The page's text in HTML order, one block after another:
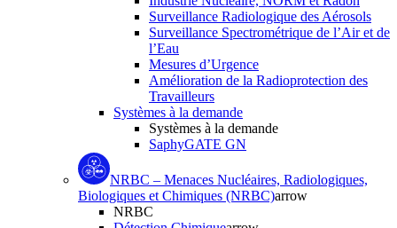
Surveillance Radiologique des Aérosols
Surveillance Spectrométrique de l’Air et de
l’Eau
Mesures d’Urgence
Amélioration de la Radioprotection des
Travailleurs
Systèmes à la demande
Systèmes à la demande
SaphyGATE GN
NRBC – Menaces Nucléaires, Radiologiques,
Biologiques et Chimiques (NRBC)arrow
NRBC